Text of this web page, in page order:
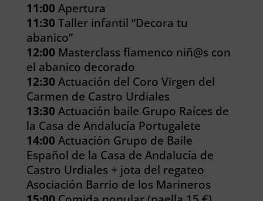
11:00 Apertura
11:30 Taller infantil “Decora tu
abanico”
12:00 Masterclass flamenco niñ@s con
el abanico decorado
12:30 Actuación del Coro Virgen del
Carmen de Castro Urdiales
13:30 Actuación baile Grupo Raíces de
la Casa de Andalucía Portugalete
14:00 Actuación Grupo de Baile
Español de la Casa de Andalucía de
Castro Urdiales + jota del regateo
Asociación Barrio de los Marineros